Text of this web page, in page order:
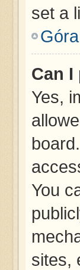
set a
Góra
Can I
Yes,
You
sites,